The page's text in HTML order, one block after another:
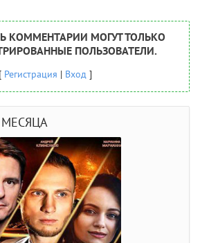
КОММЕНТАРИИ МОГУТ ТОЛЬКО
ПОЛЬЗОВАТЕЛИ.
[ Регистрация | Вход]